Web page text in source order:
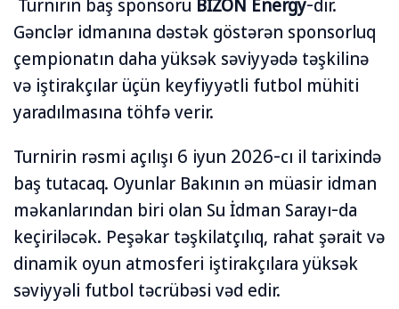
Gənclər idmanına dəstək göstərən sponsorluq
çempionatın daha yüksək səviyyədə təşkilinə
və iştirakçılar üçün keyfiyyətli futbol mühiti
yaradılmasına töhfə verir.
Turnirin rəsmi açılışı 6 iyun 2026-cı il tarixində
baş tutacaq. Oyunlar Bakının ən müasir idman
məkanlarından biri olan Su İdman Sarayı-da
keçiriləcək. Peşəkar təşkilatçılıq, rahat şərait və
dinamik oyun atmosferi iştirakçılara yüksək
səviyyəli futbol təcrübəsi vəd edir.